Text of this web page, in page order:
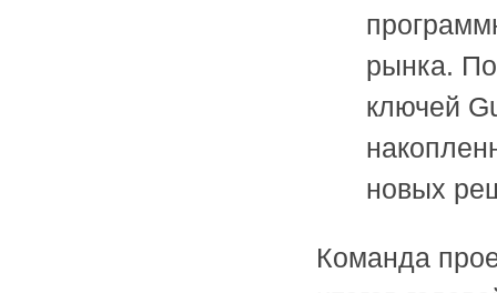
рынка.
ключей
новых
Команда